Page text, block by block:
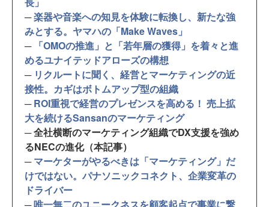
─楽器や音楽への知見を体験に転換し、新たな強
みとする。ヤマハの「Make Waves」
─ 「OMOの推進」と「若年層の獲得」を着々と進
めるユナイテッドアローズの構想
─ リクルートに聞く、経営とマーケティングの近
接性。カギはボトムアップ型の組織
─ROI重視で経営のプレゼンスを高める！ 売上拡
大を続けるSansanのマーケティング
─ 全社横断のマーケティング組織でDX支援を強め
るNECの進化（本記事）
─マーケターがやるべきは「マーケティング」だ
けではない。パナソニックコネクト、企業変革の
ドライバー